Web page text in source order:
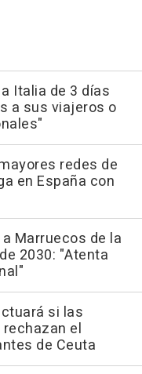
Italia de 3 días
a sus viajeros o
redes de
en España con
Marruecos de la
2030: "Atenta
si las
el
de Ceuta